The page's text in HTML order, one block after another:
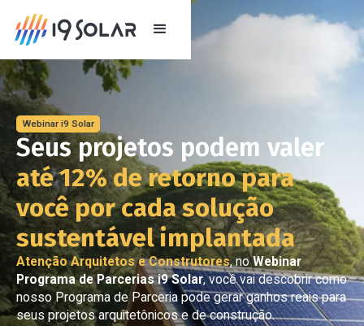
Webinar i9 Solar
Seus projetos podem valer
até 12% de retorno para
você por cada solução
sustentável implantada
Atenção Arquitetos e Construtores, noWebinar
Programa de Parcerias i9 Solar, você vai descobrir como
nosso Programa de Parceria pode gerar ganhos reais para
seus projetos arquitetônicos e de construção.